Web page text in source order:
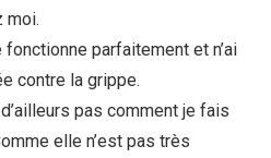
moi.
parfaitement et n’ai
contre la grippe.
pas comment je fais
elle n’est pas très